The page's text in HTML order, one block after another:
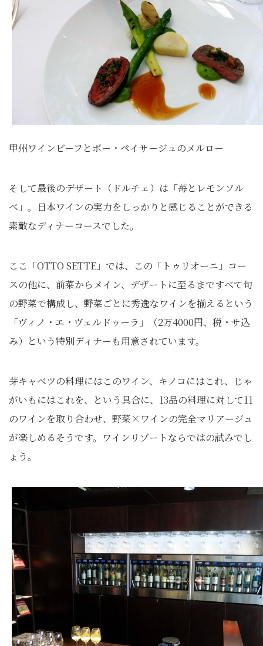
甲州ワインビーフとボー・ペイサージュのメルロー
そして最後のデザート（ドルチェ）は「苺とレモンソル
ベ」。日本ワインの実力をしっかりと感じることができる
素敵なディナーコースでした。
ここ「OTTO SETTE」では、この「トゥリオーニ」コー
スの他に、前菜からメイン、デザートに至るまですべて旬
の野菜で構成し、野菜ごとに秀逸なワインを揃えるという
「ヴィノ・エ・ヴェルドゥーラ」（2万4000円、税・サ込
み）という特別ディナーも用意されています。
芽キャベツの料理にはこのワイン、キノコにはこれ、じゃ
がいもにはこれを、という具合に、13品の料理に対して11
のワインを取り合わせ、野菜×ワインの完全マリアージュ
が楽しめるそうです。ワインリゾートならではの試みでし
ょう。